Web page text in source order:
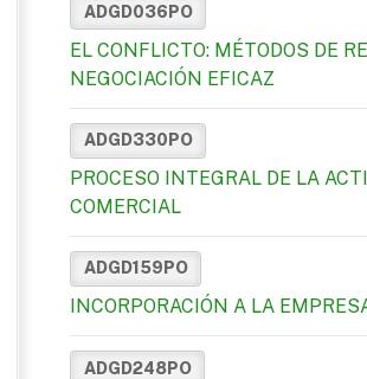
ADGD036PO
EL CONFLICTO: MÉTODOS DE
NEGOCIACIÓN EFICAZ
ADGD330PO
PROCESO INTEGRAL DE LA
COMERCIAL
ADGD159PO
INCORPORACIÓN A LA
ADGD248PO